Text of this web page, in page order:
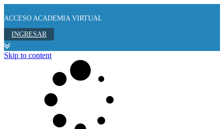
ACCESO ACADEMIA VIRTUAL
INGRESAR
Skip to content